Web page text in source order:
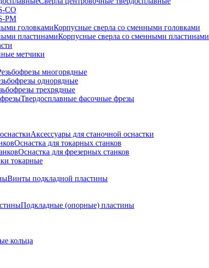
CO
PM
Корпусные сверла со сменными головками
Корпусные сверла со сменными пластинами
метчики
многорядные
однорядные
трехрядные
Твердосплавные фасочные фрезы
Аксессуары для станочной оснастки
Оснастка для токарных станков
Оснастка для фрезерных станков
токарные
Винты подкладной пластины
Подкладные (опорные) пластины
кольца